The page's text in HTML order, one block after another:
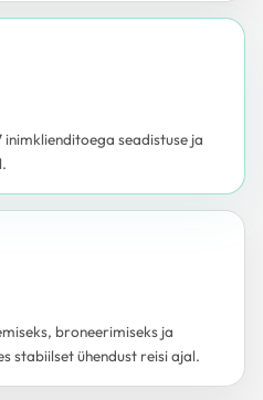
seadistuse ja
broneerimiseks ja
stabiilset ühendust reisi ajal.